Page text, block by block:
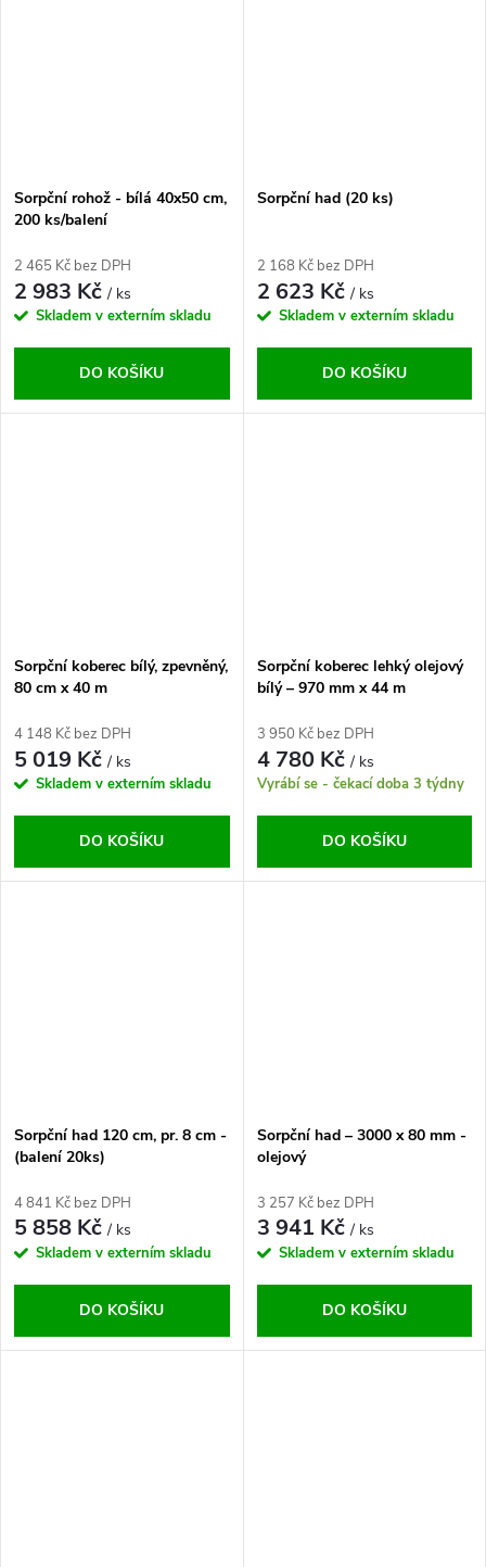
Sorpční rohož - bílá 40x50 cm,
200 ks/balení
2 465 Kč bez DPH
2 983 Kč/ ks
Skladem v externím skladu
DO KOŠÍKU
Sorpční had (20 ks)
2 168 Kč bez DPH
2 623 Kč/ ks
Skladem v externím skladu
DO KOŠÍKU
Sorpční koberec bílý, zpevněný,
80 cm x 40 m
4 148 Kč bez DPH
5 019 Kč/ ks
Skladem v externím skladu
DO KOŠÍKU
Sorpční koberec lehký olejový
bílý – 970 mm x 44 m
3 950 Kč bez DPH
4 780 Kč/ ks
Vyrábí se - čekací doba 3 týdny
DO KOŠÍKU
Sorpční had 120 cm, pr. 8 cm -
(balení 20ks)
4 841 Kč bez DPH
5 858 Kč/ ks
Skladem v externím skladu
DO KOŠÍKU
Sorpční had – 3000 x 80 mm -
olejový
3 257 Kč bez DPH
3 941 Kč/ ks
Skladem v externím skladu
DO KOŠÍKU